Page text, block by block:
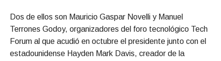
Dos de ellos son Mauricio Gaspar Novelli y Manuel
Terrones Godoy, organizadores del foro tecnológico Tech
Forum al que acudió en octubre el presidente junto con el
estadounidense Hayden Mark Davis, creador de la